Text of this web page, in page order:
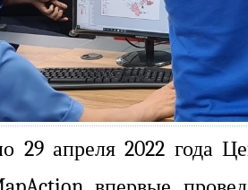
29 апреля 2022 года